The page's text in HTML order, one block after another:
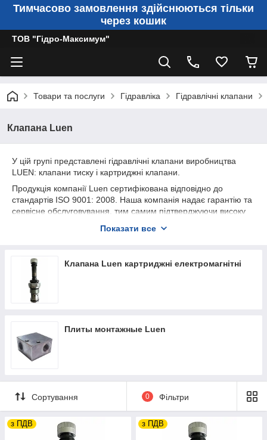
Тимчасово замовлення здійснюються тільки
через кошик
ТОВ "Гідро-Максимум"
Товари та послуги Гідравліка Гідравлічні клапани
Клапана Luen
У цій групі представлені гідравлічні клапани виробництва
LUEN: клапани тиску і картриджні клапани.
Продукція компанії Luen сертифікована відповідно до
стандартів ISO 9001: 2008. Наша компанія надає гарантію та
сервісне обслуговування, тим самим підтверджуючи високу
високу якість за низькою ціною!
вони володіють значним ресурсом (до декількох сотень тисяч
спрацьовувань), і, як правило, не вимагають спеціального
обслуговування. Однак при виникненні несправності будь
клапан необхідно якомога швидше замінити — тільки в цьому
Ви маєте можливість замовити потрібну гідравлічне
обладнання з відповідними технічними характеристиками,
зазначеними в pdf-каталогах на сайті. У разі виникнення
розкажуть про умови доставки та форми оплати.
Показати все
Клапана Luen картриджні електромагнітні
Плиты монтажные Luen
Сортування 0 Фільтри
з ПДВ з ПДВ